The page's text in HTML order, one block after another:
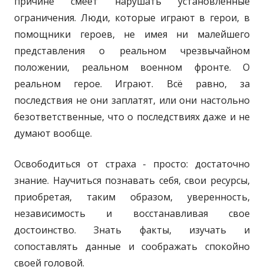
ограничения. Люди, которые играют в герои, в
помощники героев, не имея ни малейшего
представления о реальном чрезвычайном
положении, реальном военном фронте. О
реальном герое. Играют. Всё равно, за
последствия не они заплатят, или они настольно
безответственные, что о последствиях даже и не
думают вообще.
Освободиться от страха - просто: достаточно
знание. Научиться познавать себя, свои ресурсы,
приобретая, таким образом, уверенность,
независимость и восстанавливая свое
достоинство. Знать факты, изучать и
сопоставлять данные и соображать спокойно
своей головой.